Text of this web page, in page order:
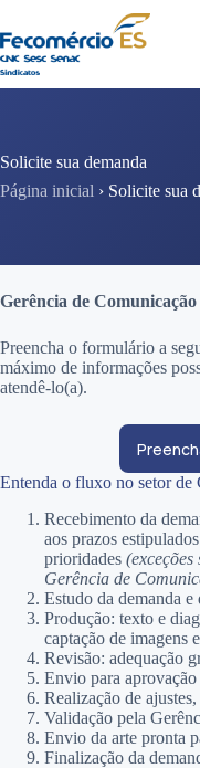
para
o
conteúdo
Solicite sua demanda
Página inicial › Solicite sua
Gerência de
Preencha o formulário a
máximo de informações
atendê-lo(a).
Entenda o fluxo no setor
Recebimento da
aos prazos
prioridades
Gerência de
Estudo da demanda
Produção: texto e
captação de imagens
Revisão: adequação
Envio para
Realização de ajustes,
Validação pela
Envio da arte pronta
Finalização da